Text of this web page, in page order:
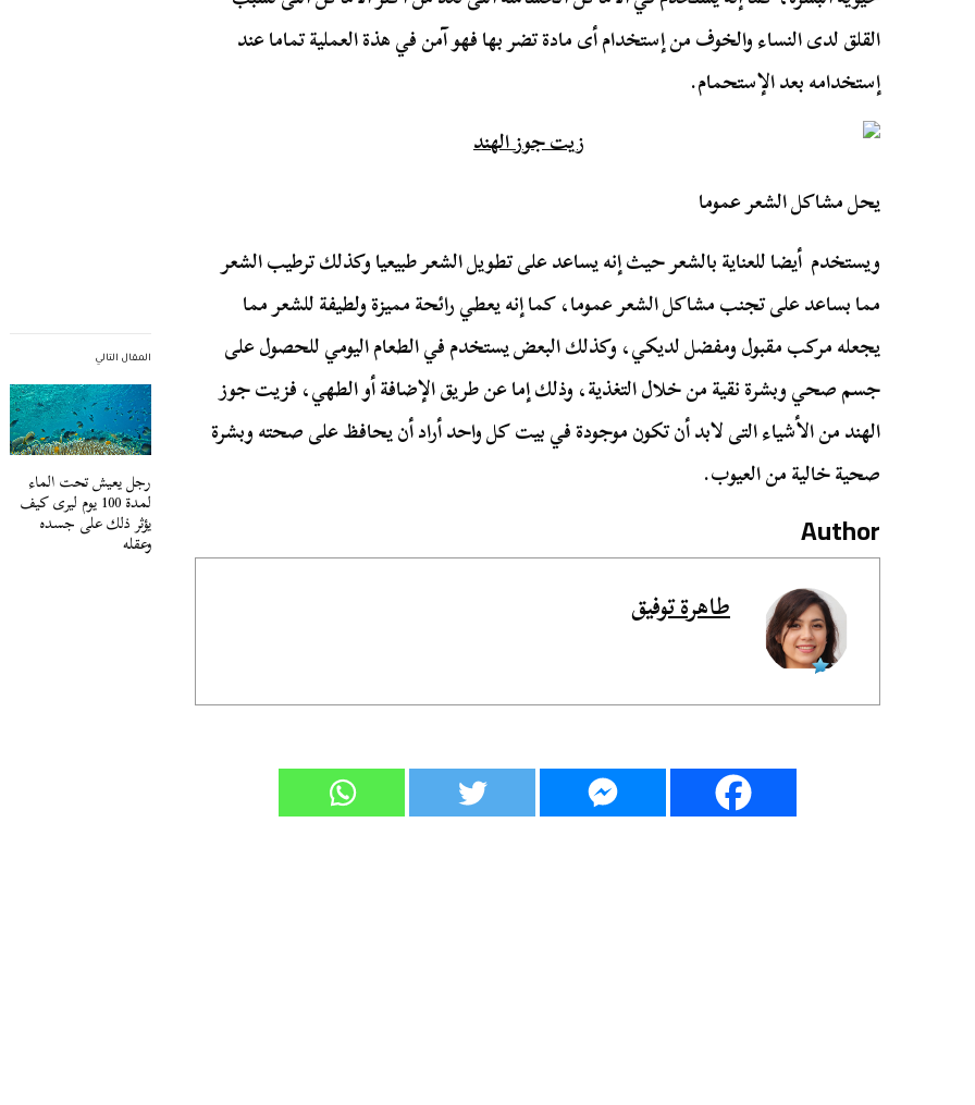
المقال التالي
رجل يعيش تحت الماء
لمدة 100 يوم ليرى كيف
يؤثر ذلك على جسده
وعقله
القلق لدى النساء والخوف من إستخدام أى مادة تضر بها فهو آمن في هذة العملية تماما عند
إستخدامه بعد الإستحمام.
يحل مشاكل الشعر عموما
ويستخدم أيضا للعناية بالشعر حيث إنه يساعد على تطويل الشعر طبيعيا وكذلك ترطيب الشعر
مما بساعد على تجنب مشاكل الشعر عموما، كما إنه يعطي رائحة مميزة ولطيفة للشعر مما
يجعله مركب مقبول ومفضل لديكي، وكذلك البعض يستخدم في الطعام اليومي للحصول على
جسم صحي وبشرة نقية من خلال التغذية، وذلك إما عن طريق الإضافة أو الطهي، فزيت جوز
الهند من الأشياء التى لابد أن تكون موجودة في بيت كل واحد أراد أن يحافظ على صحته وبشرة
صحية خالية من العيوب.
Author
طاهرة توفيق